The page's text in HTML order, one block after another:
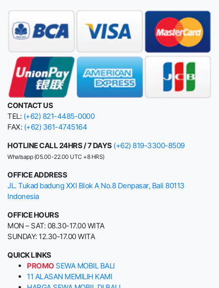
CONTACT US
TEL: (+62) 821-4485-0000
FAX: (+62) 361-4745164
HOTLINE CALL 24HRS / 7 DAYS (+62) 819-3300-8509
Whatsapp (05.00-22.00 UTC +8 HRS)
OFFICE ADDRESS
JL. Tukad badung XXI Blok A No.8 Denpasar, Bali 80113
Indonesia
OFFICE HOURS
MON – SAT: 08.30-17.00 WITA
SUNDAY: 12.30-17.00 WITA
QUICK LINKS
PROMO SEWA MOBIL BALI
11 ALASAN MEMILIH KAMI